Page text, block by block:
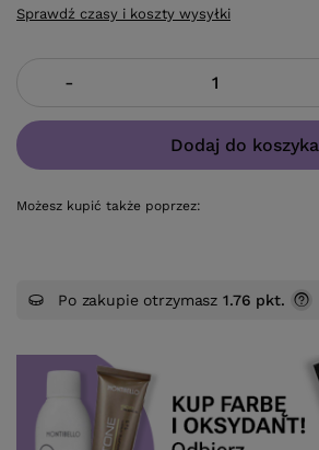
-
Dodaj do koszyka
Możesz kupić także poprzez:
Sprawdź czasy i koszty wysyłki
Po zakupie otrzymasz1.76 pkt.